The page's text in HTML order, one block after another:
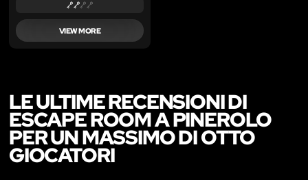
VIEW MORE
LE ULTIME RECENSIONI DI
ESCAPE ROOM A PINEROLO
PER UN MASSIMO DI OTTO
GIOCATORI